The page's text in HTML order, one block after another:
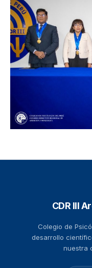
CDR III
Colegio de Psicólogos del Perú. Promoviendo el
desarrollo
nuestra